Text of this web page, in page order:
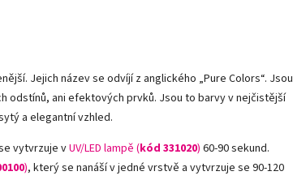
Jejich název se odvíjí z anglického „Pure Colors“. Jsou
odstínů, ani efektových prvků. Jsou to barvy v nejčistější
a elegantní vzhled.
vytvrzuje vUV/LED lampě (kód 331020) 60-90 sekund.
), který se nanáší v jedné vrstvě a vytvrzuje se 90-120